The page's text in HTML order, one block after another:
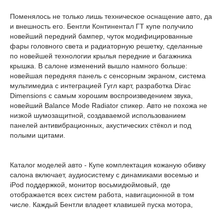
Поменялось не только лишь техническое оснащение авто, да
и внешность его. Бентли Континентал ГТ купе получило
новейший передний бампер, чуток модифицированные
фары головного света и радиаторную решетку, сделанные
по новейшей технологии крылья передние и багажника
крышка. В салоне изменений вышло намного больше:
новейшая передняя панель с сенсорным экраном, система
мультимедиа с интеграцией Гугл карт, разработка Dirac
Dimensions с самым хорошим воспроизведением звука,
новейший Balance Mode Radiator спикер. Авто не похожа не
низкой шумозащитной, создаваемой использованием
панелей антивибрационных, акустических стёкол и под
полыми щитами.
Каталог моделей авто - Купе комплектация кожаную обивку
салона включает, аудиосистему с динамиками восемью и
iPod поддержкой, монитор восьмидюймовый, где
отображается всех систем работа, навигационной в том
числе. Каждый Бентли владеет клавишей пуска мотора,